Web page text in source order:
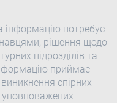
інформацію потребує
рішення щодо
підрозділів та
приймає
спірних